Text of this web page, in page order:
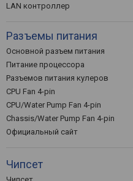
LAN контроллер
Разъемы питания
Основной разъем питания
Питание процессора
Разъемов питания кулеров
CPU Fan 4-pin
CPU/Water Pump Fan 4-pin
Chassis/Water Pump Fan 4-pin
Официальный сайт
Чипсет